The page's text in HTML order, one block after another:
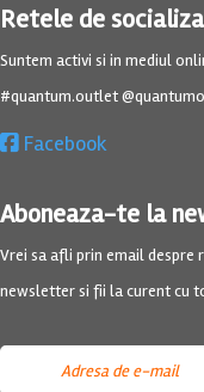
Retele de
Suntem activi si in mediul
#quantum.outlet
Facebook
Aboneaza-te la
Vrei sa afli prin email despre
newsletter si fii la curent cu